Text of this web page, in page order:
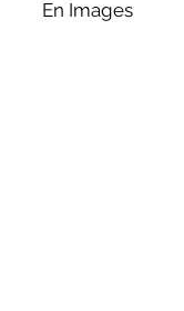
En Images